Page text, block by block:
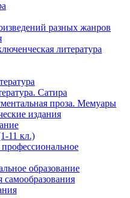
разных жанров
литература
Сатира
проза. Мемуары
издания
11 кл.)
образование